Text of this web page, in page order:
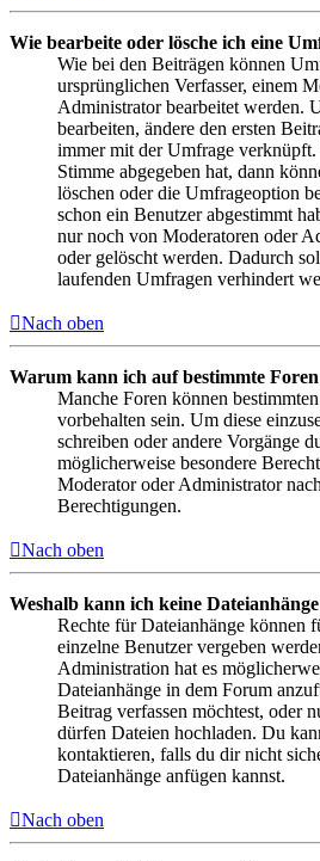
Wie bearbeite oder lösche ich eine
Wie bei den Beiträgen können
ursprünglichen Verfasser, einem
Administrator bearbeitet werden.
bearbeiten, ändere den ersten
immer mit der Umfrage verknüpft.
Stimme abgegeben hat, dann
löschen oder die Umfrageoption
schon ein Benutzer abgestimmt
nur noch von Moderatoren oder
oder gelöscht werden. Dadurch
laufenden Umfragen verhindert
Nach oben
Warum kann ich auf bestimmte
Manche Foren können
vorbehalten sein. Um diese
schreiben oder andere Vorgänge
möglicherweise besondere
Moderator oder Administrator
Berechtigungen.
Nach oben
Weshalb kann ich keine
Rechte für Dateianhänge können
einzelne Benutzer vergeben
Administration hat es
Dateianhänge in dem Forum
Beitrag verfassen möchtest, oder
dürfen Dateien hochladen. Du
kontaktieren, falls du dir nicht
Dateianhänge anfügen kannst.
Nach oben